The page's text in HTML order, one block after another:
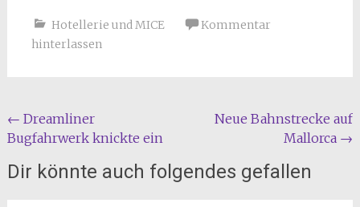
Hotellerie und MICE
Kommentar
hinterlassen
Beitragsnavigation
← Dreamliner
Bugfahrwerk knickte ein
Neue Bahnstrecke auf
Mallorca →
Dir könnte auch folgendes gefallen